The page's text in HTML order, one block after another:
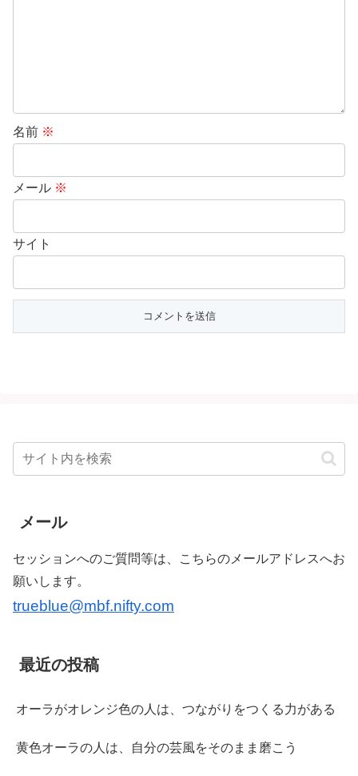
名前 ※
メール ※
サイト
メール
セッションへのご質問等は、こちらのメールアドレスへお
願いします。
trueblue@mbf.nifty.com
最近の投稿
オーラがオレンジ色の人は、つながりをつくる力がある
黄色オーラの人は、自分の芸風をそのまま磨こう